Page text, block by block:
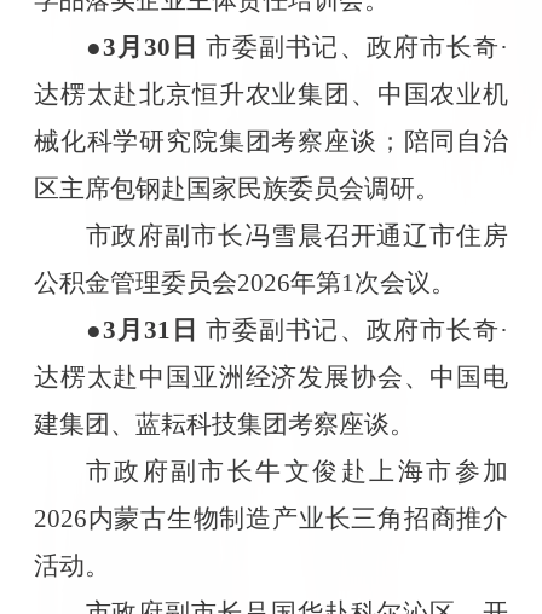
●3 月 30 日市委副书记、政府市长奇·
达楞太赴北京恒升农业集团、中国农业机
械化科学研究院集团考察座谈；陪同自治
区主席包钢赴国家民族委员会调研。
市政府副市长冯雪晨召开通辽市住房
公积金管理委员会2026年第1 次会议。
●3 月 31 日市委副书记、政府市长奇·
达楞太赴中国亚洲经济发展协会、中国电
建集团、蓝耘科技集团考察座谈。
市政府副市长牛文俊赴上海市参加
2026内蒙古生物制造产业长三角招商推介
活动。